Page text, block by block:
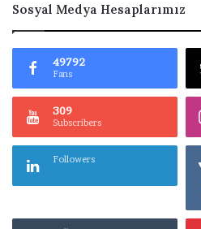
Sosyal Medya Hesaplarımız
49792
Fans
309
Subscribers
Followers